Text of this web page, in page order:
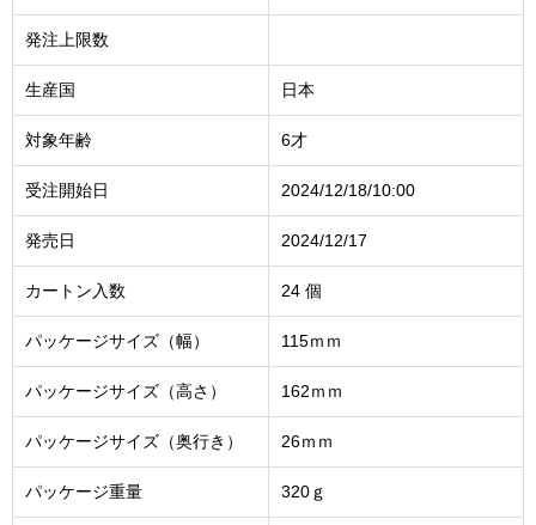
発注上限数
生産国 日本
対象年齢 6才
受注開始日 2024/12/18/10:00
発売日 2024/12/17
カートン入数 24 個
パッケージサイズ（幅） 115ｍｍ
パッケージサイズ（高さ） 162ｍｍ
パッケージサイズ（奥行き） 26ｍｍ
パッケージ重量 320ｇ